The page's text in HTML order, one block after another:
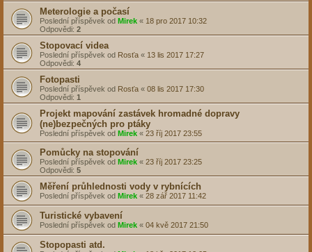
Meterologie a počasí
Poslední příspěvek od Mirek « 18 pro 2017 10:32
Odpovědi: 2
Stopovací videa
Poslední příspěvek od Rosťa « 13 lis 2017 17:27
Odpovědi: 4
Fotopasti
Poslední příspěvek od Rosťa « 08 lis 2017 17:30
Odpovědi: 1
Projekt mapování zastávek hromadné dopravy
(ne)bezpečných pro ptáky
Poslední příspěvek od Mirek « 23 říj 2017 23:55
Pomůcky na stopování
Poslední příspěvek od Mirek « 23 říj 2017 23:25
Odpovědi: 5
Měření průhlednosti vody v rybnících
Poslední příspěvek od Mirek « 28 zář 2017 11:42
Turistické vybavení
Poslední příspěvek od Mirek « 04 kvě 2017 21:50
Stopopasti atd.